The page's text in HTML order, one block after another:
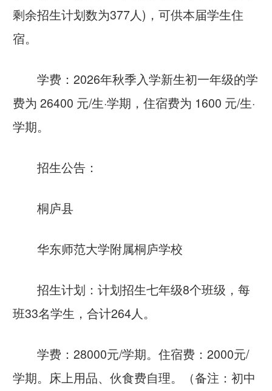
剩余招生计划数为377人)，可供本届学生住
宿。
学费：2026年秋季入学新生初一年级的学
费为 26400 元/生·学期，住宿费为 1600 元/生·
学期。
招生公告：
桐庐县
华东师范大学附属桐庐学校
招生计划：计划招生七年级8个班级，每
班33名学生，合计264人。
学费：28000元/学期。住宿费：2000元/
学期。床上用品、伙食费自理。（备注：初中